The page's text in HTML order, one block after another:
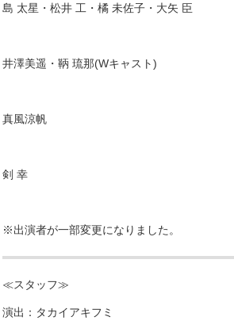
島 太星・松井 工・橘 未佐子・大矢 臣
井澤美遥・鞆 琉那(Wキャスト)
真風涼帆
剣 幸
※出演者が一部変更になりました。
≪スタッフ≫
演出：タカイアキフミ